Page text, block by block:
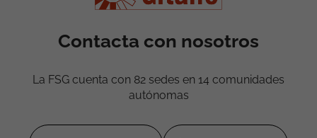
Contacta con nosotros
La FSG cuenta con 82 sedes en 14 comunidades
autónomas